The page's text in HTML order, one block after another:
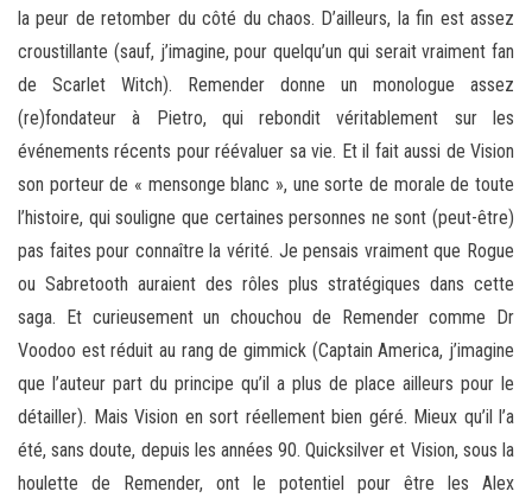
la peur de retomber du côté du chaos. D’ailleurs, la fin est assez
croustillante (sauf, j’imagine, pour quelqu’un qui serait vraiment fan
de Scarlet Witch). Remender donne un monologue assez
(re)fondateur à Pietro, qui rebondit véritablement sur les
événements récents pour réévaluer sa vie. Et il fait aussi de Vision
son porteur de « mensonge blanc », une sorte de morale de toute
l’histoire, qui souligne que certaines personnes ne sont (peut-être)
pas faites pour connaître la vérité. Je pensais vraiment que Rogue
ou Sabretooth auraient des rôles plus stratégiques dans cette
saga. Et curieusement un chouchou de Remender comme Dr
Voodoo est réduit au rang de gimmick (Captain America, j’imagine
que l’auteur part du principe qu’il a plus de place ailleurs pour le
détailler). Mais Vision en sort réellement bien géré. Mieux qu’il l’a
été, sans doute, depuis les années 90. Quicksilver et Vision, sous la
houlette de Remender, ont le potentiel pour être les Alex